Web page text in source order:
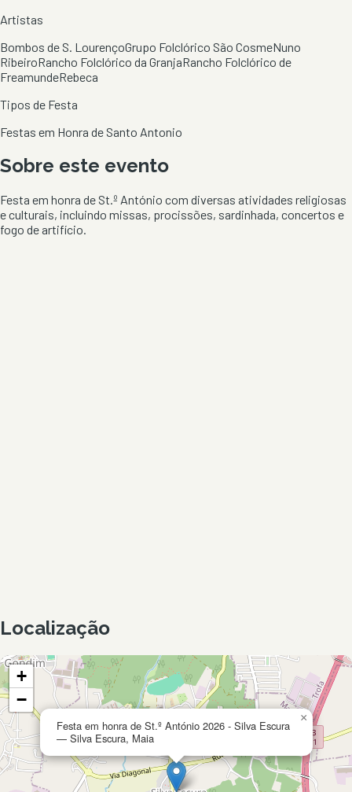
Artistas
Bombos de S. LourençoGrupo Folclórico São CosmeNuno
RibeiroRancho Folclórico da GranjaRancho Folclórico de
FreamundeRebeca
Tipos de Festa
Festas em Honra de Santo Antonio
Sobre este evento
Festa em honra de St.º António com diversas atividades religiosas
e culturais, incluindo missas, procissões, sardinhada, concertos e
fogo de artifício.
Localização
Festa em honra de St.º António 2026 - Silva Escura
— Silva Escura, Maia
×
+
−